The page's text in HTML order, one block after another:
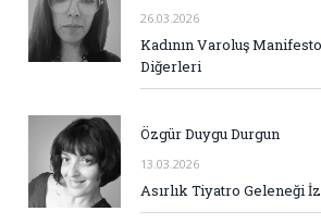
26.03.2026
Kadının Varoluş
Diğerleri
Özgür Duygu Durgun
13.03.2026
Asırlık Tiyatro Geleneği